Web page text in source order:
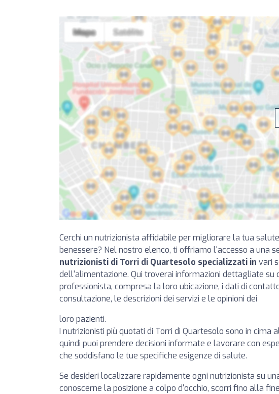
Cerchi un nutrizionista affidabile per migliorare la tua
benessere? Nel nostro elenco, ti offriamo l'accesso a una
nutrizionisti di Torri di Quartesolo specializzati in vari
dell'alimentazione. Qui troverai informazioni dettagliate su
professionista, compresa la loro ubicazione, i dati di
consultazione, le descrizioni dei servizi e le opinioni dei
loro pazienti.
I nutrizionisti più quotati di Torri di Quartesolo sono in cima
quindi puoi prendere decisioni informate e lavorare con
che soddisfano le tue specifiche esigenze di salute.
Se desideri localizzare rapidamente ogni nutrizionista su
conoscerne la posizione a colpo d'occhio, scorri fino alla